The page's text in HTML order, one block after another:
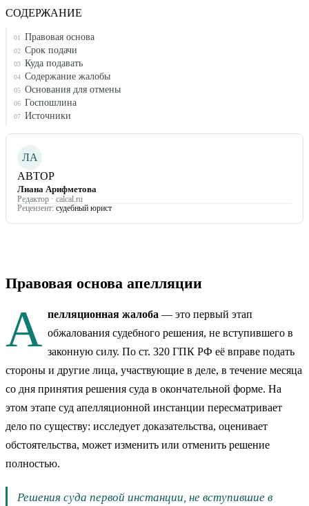
СОДЕРЖАНИЕ
01 Правовая основа
02 Срок подачи
03 Куда подавать
04 Содержание жалобы
05 Основания для отмены
06 Госпошлина
07 Источники
ЛА
АВТОР
Лиана Арифметова
Редактор · calcal.ru
Рецензент: судебный юрист
Правовая основа апелляции
А пелляционная жалоба — это первый этап
обжалования судебного решения, не вступившего в
законную силу. По ст. 320 ГПК РФ её вправе подать
стороны и другие лица, участвующие в деле, в течение месяца
со дня принятия решения суда в окончательной форме. На
этом этапе суд апелляционной инстанции пересматривает
дело по существу: исследует доказательства, оценивает
обстоятельства, может изменить или отменить решение
полностью.
Решения суда первой инстанции, не вступившие в